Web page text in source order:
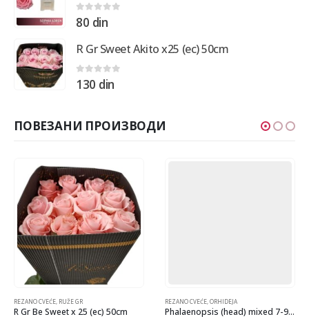
0out of 5
80 din
R Gr Sweet Akito x25 (ec) 50cm
0 out of 5
130 din
ПОВЕЗАНИ ПРОИЗВОДИ
REZANO CVEĆE, RUŽE GR
R Gr Be Sweet x 25 (ec) 50cm
REZANO CVEĆE,ORHIDEJA
Phalaenopsis (head) mixed 7-9FL